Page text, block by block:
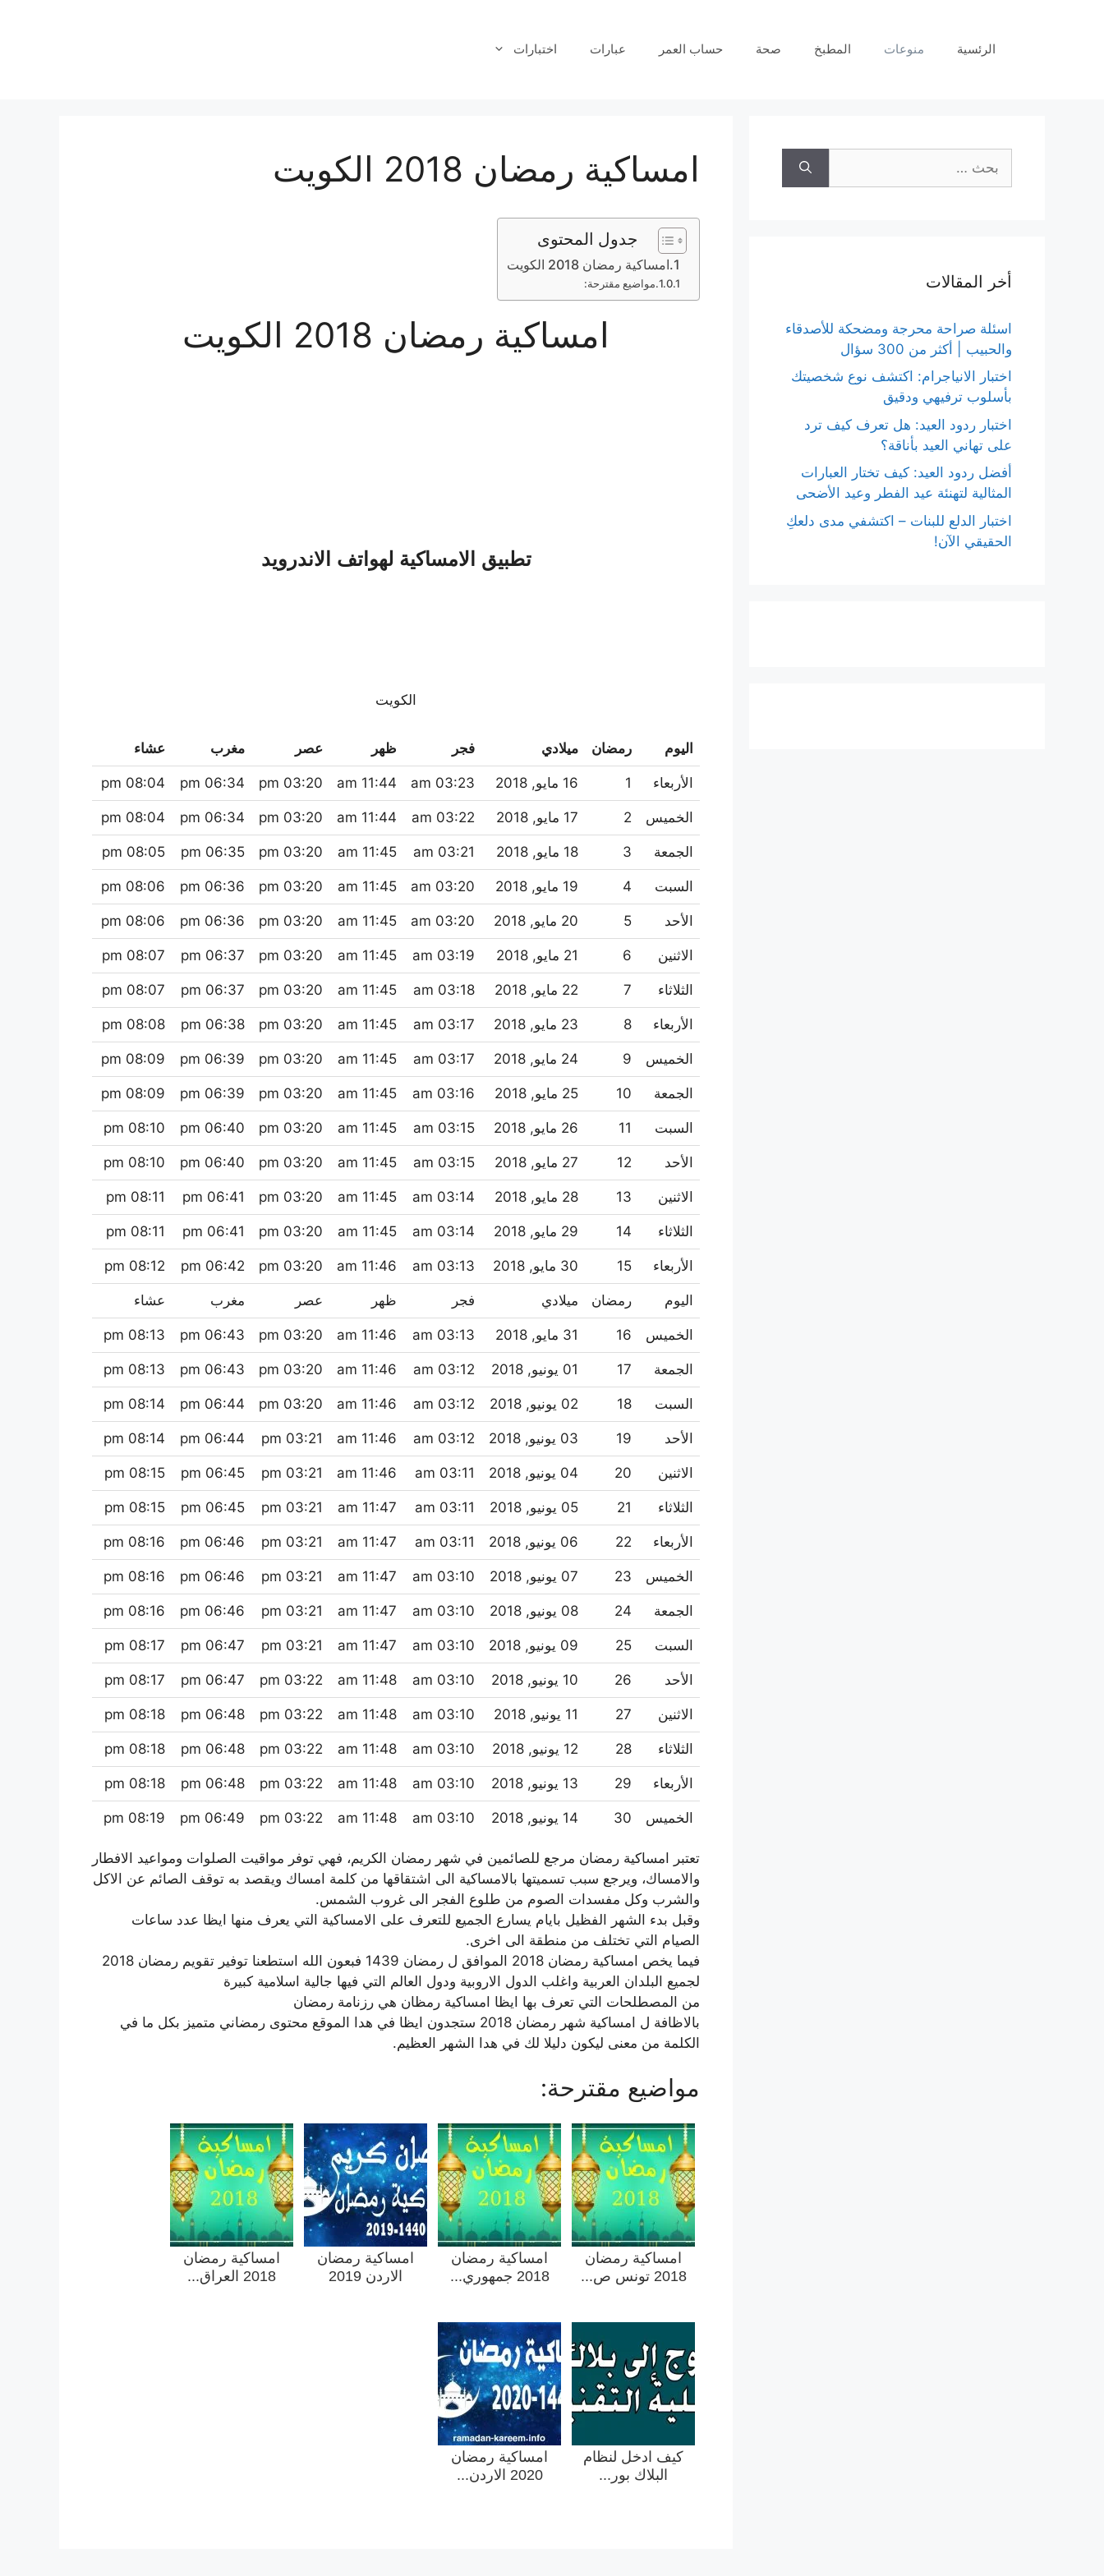
الرئسية منوعات المطبخ صحة حساب العمر عبارات اختبارات
امساكية رمضان 2018 الكويت
جدول المحتوى
امساكية رمضان 2018 الكويت
مواضيع مقترحة:
امساكية رمضان 2018 الكويت
تطبيق الامساكية لهواتف الاندرويد
الكويت
اليوم رمضان ميلادي فجر ظهر عصر مغرب عشاء
الأربعاء 1 16 مايو, 2018 03:23 am
11:44 am
03:20 pm
06:34 pm
08:04 pm
الخميس 2 17 مايو, 2018 03:22 am
11:44 am
03:20 pm
06:34 pm
08:04 pm
الجمعة 3 18 مايو, 2018 03:21 am
11:45 am
03:20 pm
06:35 pm
08:05 pm
السبت 4 19 مايو, 2018 03:20 am
11:45 am
03:20 pm
06:36 pm
08:06 pm
الأحد 5 20 مايو, 2018 03:20 am
11:45 am
03:20 pm
06:36 pm
08:06 pm
الاثنين 6 21 مايو, 2018 03:19 am
11:45 am
03:20 pm
06:37 pm
08:07 pm
الثلاثاء 7 22 مايو, 2018 03:18 am
11:45 am
03:20 pm
06:37 pm
08:07 pm
الأربعاء 8 23 مايو, 2018 03:17 am
11:45 am
03:20 pm
06:38 pm
08:08 pm
الخميس 9 24 مايو, 2018 03:17 am
11:45 am
03:20 pm
06:39 pm
08:09 pm
الجمعة 10 25 مايو, 2018 03:16 am
11:45 am
03:20 pm
06:39 pm
08:09 pm
السبت 11 26 مايو, 2018 03:15 am
11:45 am
03:20 pm
06:40 pm
08:10 pm
الأحد 12 27 مايو, 2018 03:15 am
11:45 am
03:20 pm
06:40 pm
08:10 pm
الاثنين 13 28 مايو, 2018 03:14 am
11:45 am
03:20 pm
06:41 pm
08:11 pm
الثلاثاء 14 29 مايو, 2018 03:14 am
11:45 am
03:20 pm
06:41 pm
08:11 pm
الأربعاء 15 30 مايو, 2018 03:13 am
11:46 am
03:20 pm
06:42 pm
08:12 pm
اليوم رمضان ميلادي فجر ظهر عصر مغرب عشاء
الخميس 16 31 مايو, 2018 03:13 am
11:46 am
03:20 pm
06:43 pm
08:13 pm
الجمعة 17 01 يونيو, 2018 03:12 am
11:46 am
03:20 pm
06:43 pm
08:13 pm
السبت 18 02 يونيو, 2018 03:12 am
11:46 am
03:20 pm
06:44 pm
08:14 pm
الأحد 19 03 يونيو, 2018 03:12 am
11:46 am
03:21 pm
06:44 pm
08:14 pm
الاثنين 20 04 يونيو, 2018 03:11 am
11:46 am
03:21 pm
06:45 pm
08:15 pm
الثلاثاء 21 05 يونيو, 2018 03:11 am
11:47 am
03:21 pm
06:45 pm
08:15 pm
الأربعاء 22 06 يونيو, 2018 03:11 am
11:47 am
03:21 pm
06:46 pm
08:16 pm
الخميس 23 07 يونيو, 2018 03:10 am
11:47 am
03:21 pm
06:46 pm
08:16 pm
الجمعة 24 08 يونيو, 2018 03:10 am
11:47 am
03:21 pm
06:46 pm
08:16 pm
السبت 25 09 يونيو, 2018 03:10 am
11:47 am
03:21 pm
06:47 pm
08:17 pm
الأحد 26 10 يونيو, 2018 03:10 am
11:48 am
03:22 pm
06:47 pm
08:17 pm
الاثنين 27 11 يونيو, 2018 03:10 am
11:48 am
03:22 pm
06:48 pm
08:18 pm
الثلاثاء 28 12 يونيو, 2018 03:10 am
11:48 am
03:22 pm
06:48 pm
08:18 pm
الأربعاء 29 13 يونيو, 2018 03:10 am
11:48 am
03:22 pm
06:48 pm
08:18 pm
الخميس 30 14 يونيو, 2018 03:10 am
11:48 am
03:22 pm
06:49 pm
08:19 pm
تعتبر امساكية رمضان مرجع للصائمين في شهر رمضان الكريم، فهي توفر مواقيت الصلوات ومواعيد الافطار
والامساك، ويرجع سبب تسميتها بالامساكية الى اشتقاقها من كلمة امساك ويقصد به توقف الصائم عن الاكل
والشرب وكل مفسدات الصوم من طلوع الفجر الى غروب الشمس.
وقبل بدء الشهر الفظيل بايام يسارع الجميع للتعرف على الامساكية التي يعرف منها ايظا عدد ساعات
الصيام التي تختلف من منطقة الى اخرى.
فيما يخص امساكية رمضان 2018 الموافق ل رمضان 1439 فبعون الله استطعنا توفير تقويم رمضان 2018
لجميع البلدان العربية واغلب الدول الاروبية ودول العالم التي فيها جالية اسلامية كبيرة
من المصطلحات التي تعرف بها ايظا امساكية رمظان هي رزنامة رمضان
بالاظافة ل امساكية شهر رمضان 2018 ستجدون ايظا في هدا الموقع محتوى رمضاني متميز بكل ما في
الكلمة من معنى ليكون دليلا لك في هدا الشهر العظيم.
مواضيع مقترحة:
امساكية رمضان
2018 تونس ص...
امساكية رمضان
2018 جمهوري...
امساكية رمضان
الاردن 2019
امساكية رمضان
2018 العراق...
كيف ادخل لنظام
البلاك بور...
امساكية رمضان
2020 الاردن...
عن:
أخر المقالات
اسئلة صراحة محرجة ومضحكة للأصدقاء
والحبيب | أكثر من 300 سؤال
اختبار الانياجرام: اكتشف نوع شخصيتك
بأسلوب ترفيهي ودقيق
اختبار ردود العيد: هل تعرف كيف ترد
على تهاني العيد بأناقة؟
أفضل ردود العيد: كيف تختار العبارات
المثالية لتهنئة عيد الفطر وعيد الأضحى
اختبار الدلع للبنات – اكتشفي مدى دلعكِ
الحقيقي الآن!